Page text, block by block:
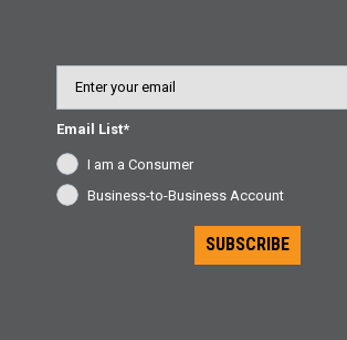
Email List*
I am a Consumer
Business-to-Business Account
SUBSCRIBE